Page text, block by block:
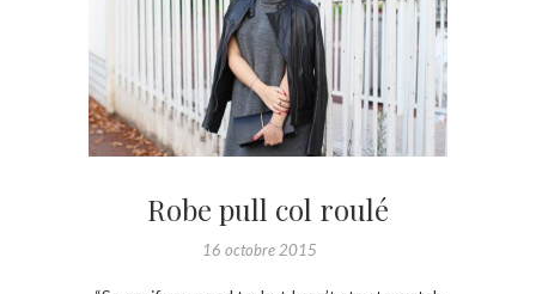
Robe pull col roulé
16 octobre 2015